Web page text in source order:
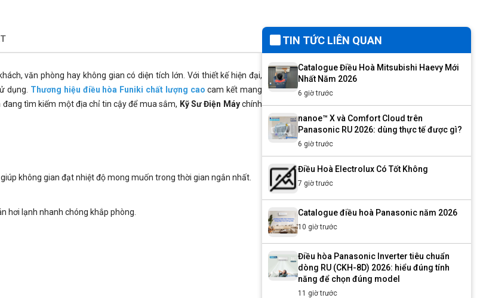
văn phòng hay không gian có diện tích lớn. Với thiết kế hiện đại,
dụng. Thương hiệu điều hòa Funiki chất lượng cao cam kết mang
tìm kiếm một địa chỉ tin cậy để mua sắm, Kỹ Sư Điện Máychính
không gian đạt nhiệt độ mong muốn trong thời gian ngắn nhất.
hơi lạnh nhanh chóng khắp phòng.
TIN TỨC LIÊN QUAN
Catalogue Điều Hoà Mitsubishi Haevy Mới
Nhất Năm 2026
6 giờ trước
nanoe™ X và Comfort Cloud trên
Panasonic RU 2026: dùng thực tế được gì?
6 giờ trước
Điều Hoà Electrolux Có Tốt Không
7 giờ trước
Catalogue điều hoà Panasonic năm 2026
10 giờ trước
Điều hòa Panasonic Inverter tiêu chuẩn
dòng RU (CKH-8D) 2026: hiểu đúng tính
năng để chọn đúng model
11 giờ trước